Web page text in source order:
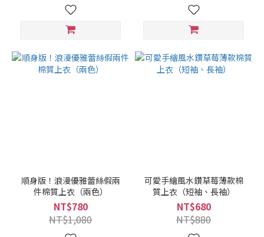
順身版！浪漫優雅蕾絲假兩
件棉質上衣（兩色）
NT$780
NT$1,080
可愛手繪風水鑽草莓薄款棉
質上衣（短袖、長袖）
NT$680
NT$880